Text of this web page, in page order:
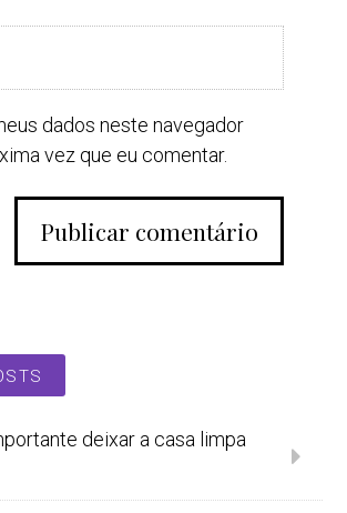
dados neste navegador
vez que eu comentar.
deixar a casa limpa